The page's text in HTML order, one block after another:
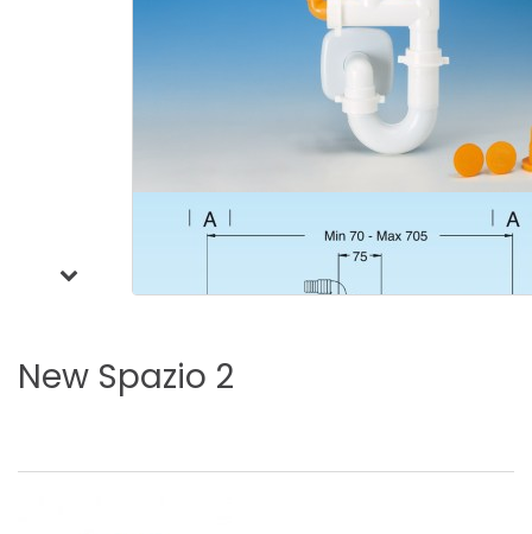
New Spazio 2